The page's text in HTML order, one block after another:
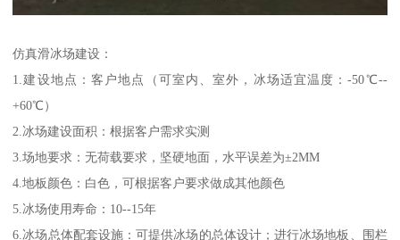
仿真滑冰场建设：
1.建设地点：客户地点（可室内、室外，冰场适宜温度：-50℃--
+60℃）
2.冰场建设面积：根据客户需求实测
3.场地要求：无荷载要求，坚硬地面，水平误差为±2MM
4.地板颜色：白色，可根据客户要求做成其他颜色
5.冰场使用寿命：10--15年
6.冰场总体配套设施：可提供冰场的总体设计；进行冰场地板、围栏